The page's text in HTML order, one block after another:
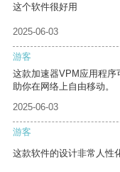
这个软件很好用
2025-06-03
游客
这款加速器VPM应用程
助你在网络上自由移动。
2025-06-03
游客
这款软件的设计非常人性